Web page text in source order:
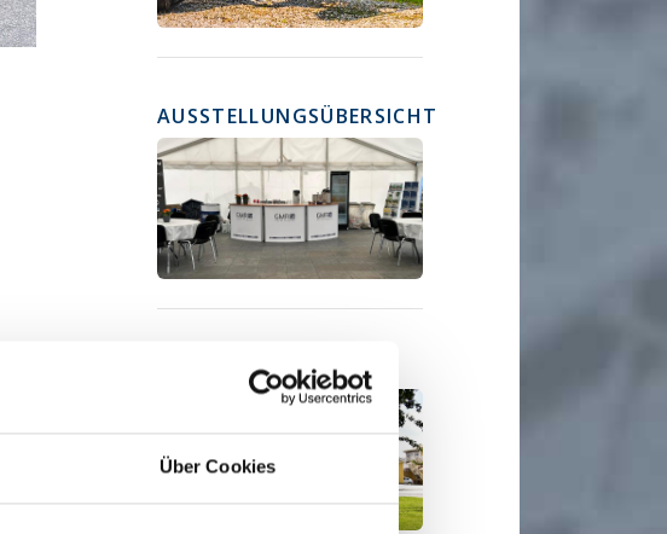
Über Cookies
AUSSTELLUNGSÜBERSICHT
SUPPORT UND SERVICE